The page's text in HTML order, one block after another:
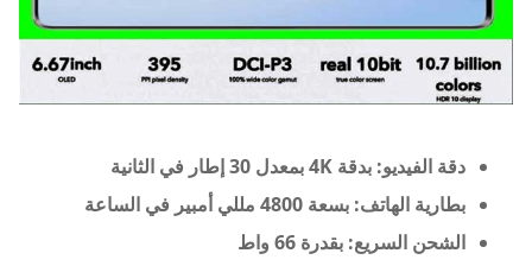
دقة الفيديو: بدقة 4K بمعدل 30 إطار في الثانية
بطارية الهاتف: بسعة 4800 مللي أمبير في الساعة
الشحن السريع: بقدرة 66 واط